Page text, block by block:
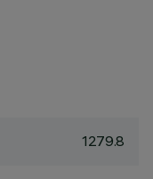
1279.8